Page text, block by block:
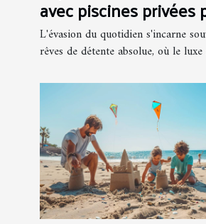
avec piscines privées
adultes
L'évasion du quotidien s'incarne
rêves de détente absolue, où le